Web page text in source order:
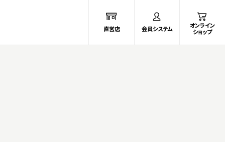
直営店 会員システム
オンライン
ショップ